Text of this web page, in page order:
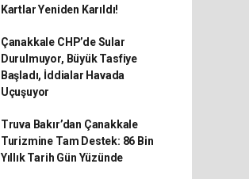
Kartlar Yeniden Karıldı!
Çanakkale CHP’de Sular
Durulmuyor, Büyük Tasfiye
Başladı, İddialar Havada
Uçuşuyor
Truva Bakır’dan Çanakkale
Turizmine Tam Destek: 86 Bin
Yıllık Tarih Gün Yüzünde